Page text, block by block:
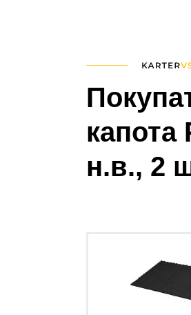
капота
н.в., 2